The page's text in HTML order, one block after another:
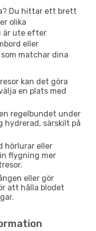
Du hittar ett brett
olika
är ute efter
eller
matchar dina
kan det göra
en plats med
regelbundet under
särskilt på
hörlurar eller
flygning mer
eller gör
att hålla blodet